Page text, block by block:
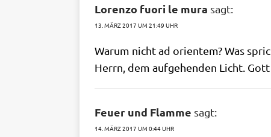
Lorenzo fuori le mura sagt:
13. MÄRZ 2017 UM 21:49 UHR
War­um nicht ad ori­en­tem? Was
Herrn, dem auf­ge­hen­den Licht.
Feuer und Flamme sagt:
14. MÄRZ 2017 UM 0:44 UHR